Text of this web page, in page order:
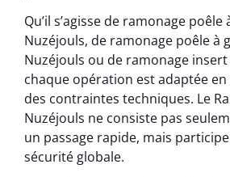
Qu’il s’agisse de ramonage poêle
Nuzéjouls, de ramonage poêle à
Nuzéjouls ou de ramonage
chaque opération est adaptée
des contraintes techniques. Le
Nuzéjouls ne consiste pas
un passage rapide, mais
sécurité globale.